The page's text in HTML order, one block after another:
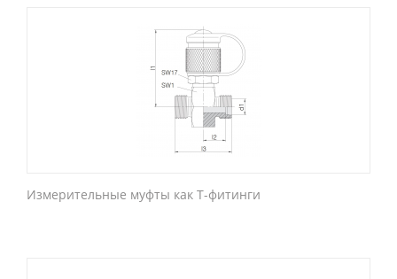
Измерительные муфты как T-фитинги